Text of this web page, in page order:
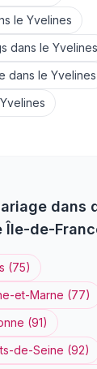
le Yvelines
dans le Yvelines
dans le Yvelines
Yvelines
dans
Île-de-
(75)
et-Marne (77)
(91)
de-Seine (92)